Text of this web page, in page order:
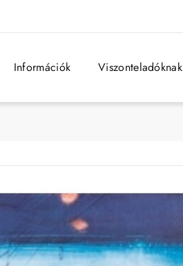
Információk Viszonteladóknak